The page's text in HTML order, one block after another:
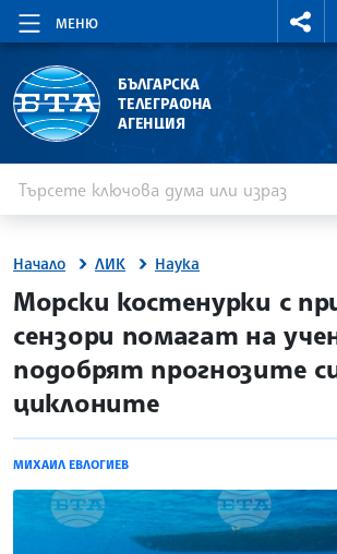
МЕНЮ
БЪЛГАРСКА
ТЕЛЕГРАФНА
АГЕНЦИЯ
Начало ЛИК Наука
site.bta
Морски костенурки с
сензори помагат на
подобрят прогнозите
циклоните
МИХАИЛ ЕВЛОГИЕВ